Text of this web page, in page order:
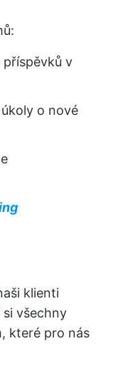
v
o nové
klienti
si všechny
které pro nás